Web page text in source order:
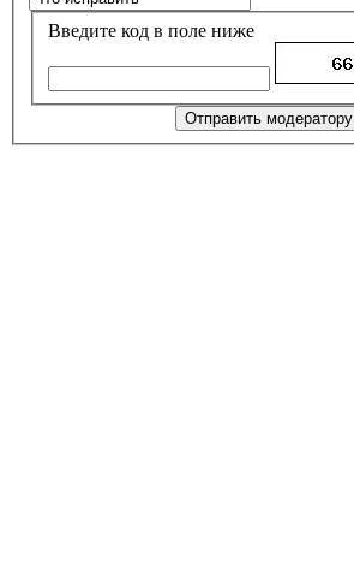
Введите код в поле ниже
Отправить модератору